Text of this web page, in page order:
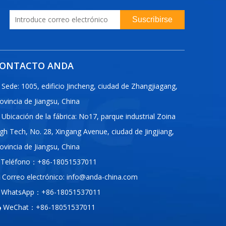
Suscribirse
ANDA
Sede: 1005, edificio Jincheng, ciudad de Zhangjiagang,
de Jiangsu, China
Ubicación de la fábrica: No17, parque industrial Zoina
Tech, No. 28, Xingang Avenue, ciudad de Jingjiang,
de Jiangsu, China
Teléfono：+86-18051537011
Correo electrónico: info@anda-china.com
WhatsApp：+86-18051537011
WeChat：+86-18051537011